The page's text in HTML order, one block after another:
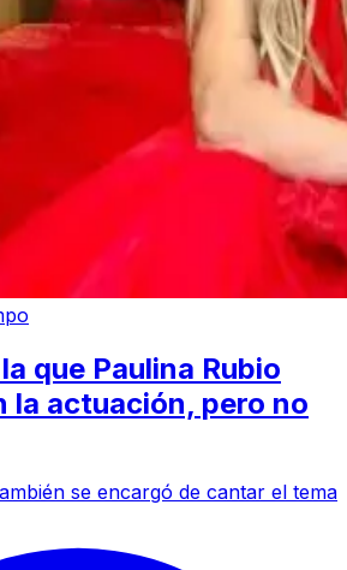
que Paulina Rubio
la actuación, pero no
se encargó de cantar el tema